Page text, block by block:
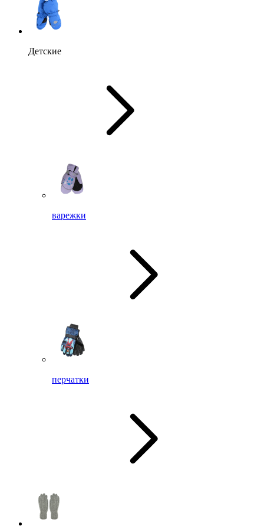
Детские
варежки
перчатки